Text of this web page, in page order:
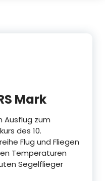
Mark
Ausflug zum
des 10.
Flug und Fliegen
Temperaturen
Segelflieger